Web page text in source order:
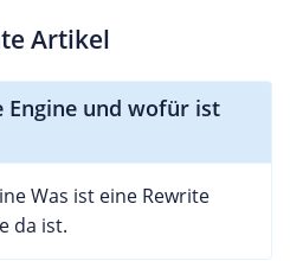
Artikel
Engine und wofür ist
Was ist eine Rewrite
da ist.